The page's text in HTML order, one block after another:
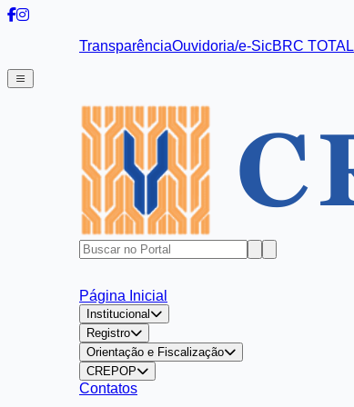
TransparênciaOuvidoria/e-SicBRC TOTAL
Página Inicial
Institucional
Registro
Orientação e Fiscalização
CREPOP
Contatos